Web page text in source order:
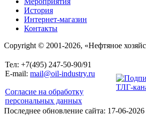
История
Интернет-магазин
Контакты
Copyright © 2001-2026, «Нефтяное
Тел: +7(495) 247-50-90/91
E-mail: mail@oil-industry.ru
Согласие на обработку
персональных данных
Последнее обновление сайта: 17-06-2026